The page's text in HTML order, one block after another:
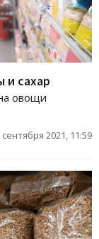
и сахар
овощи
сентября 2021, 11:59